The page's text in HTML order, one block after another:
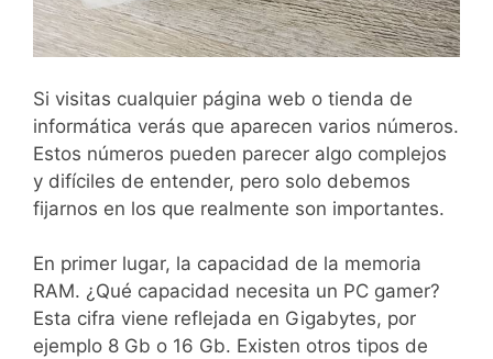
Si visitas cualquier página web o tienda de
informática verás que aparecen varios números.
Estos números pueden parecer algo complejos
y difíciles de entender, pero solo debemos
fijarnos en los que realmente son importantes.
En primer lugar, la capacidad de la memoria
RAM. ¿Qué capacidad necesita un PC gamer?
Esta cifra viene reflejada en Gigabytes, por
ejemplo 8 Gb o 16 Gb. Existen otros tipos de